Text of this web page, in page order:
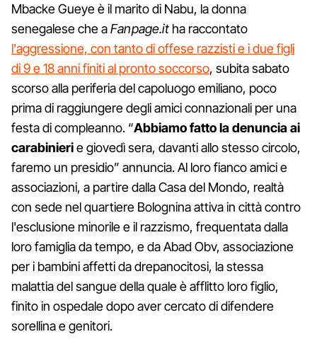
Mbacke Gueye è il marito di Nabu, la donna
senegalese che aFanpage.itha raccontato
l'aggressione, con tanto di offese razzisti e i due figli
di 9 e 18 anni finiti al pronto soccorso, subita sabato
scorso alla periferia del capoluogo emiliano, poco
prima di raggiungere degli amici connazionali per una
festa di compleanno. “Abbiamo fatto la denuncia ai
carabinierie giovedì sera, davanti allo stesso circolo,
faremo un presidio” annuncia. Al loro fianco amici e
associazioni, a partire dalla Casa del Mondo, realtà
con sede nel quartiere Bolognina attiva in città contro
l'esclusione minorile e il razzismo, frequentata dalla
loro famiglia da tempo, e da Abad Obv, associazione
per i bambini affetti da drepanocitosi, la stessa
malattia del sangue della quale è afflitto loro figlio,
finito in ospedale dopo aver cercato di difendere
sorellina e genitori.